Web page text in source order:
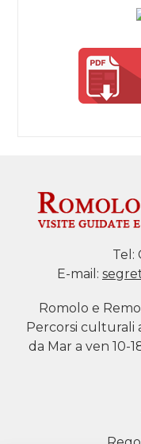
Tel:
E-mail:
Romolo e
Percorsi culturali
da Mar a ven 10-